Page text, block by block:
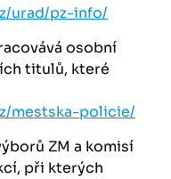
urad/pz-info/
osobní
titulů, které
mestska-policie/
ZM a komisí
při kterých